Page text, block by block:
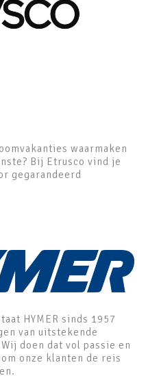
waarmaken
Bij Etrusco vind je
gegarandeerd
HYMER sinds 1957
van uitstekende
doen dat vol passie en
onze klanten de reis